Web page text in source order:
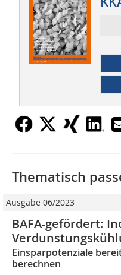
Thematisch
Ausgabe 06/2023
BAFA-gefördert:
Einsparpotenziale
berechnen